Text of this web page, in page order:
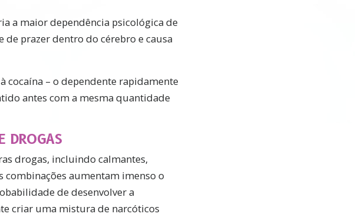
a maior dependência psicológica de
de prazer dentro do cérebro e causa
cocaína – o dependente rapidamente
antes com a mesma quantidade
DROGAS
drogas, incluindo calmantes,
combinações aumentam imenso o
de desenvolver a
criar uma mistura de narcóticos